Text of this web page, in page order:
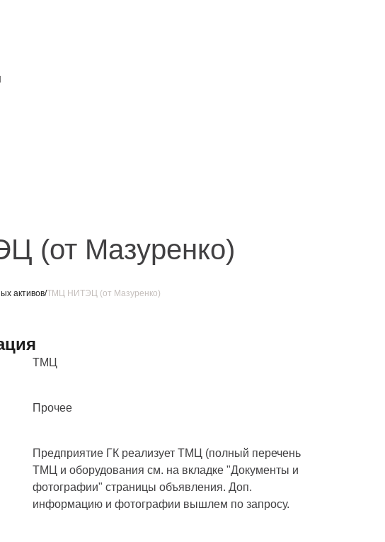
(от Мазуренко)
активов/ТМЦ НИТЭЦ (от Мазуренко)
ТМЦ
Прочее
Предприятие ГК реализует ТМЦ (полный перечень
ТМЦ и оборудования см. на вкладке "Документы и
фотографии" страницы объявления. Доп.
информацию и фотографии вышлем по запросу.